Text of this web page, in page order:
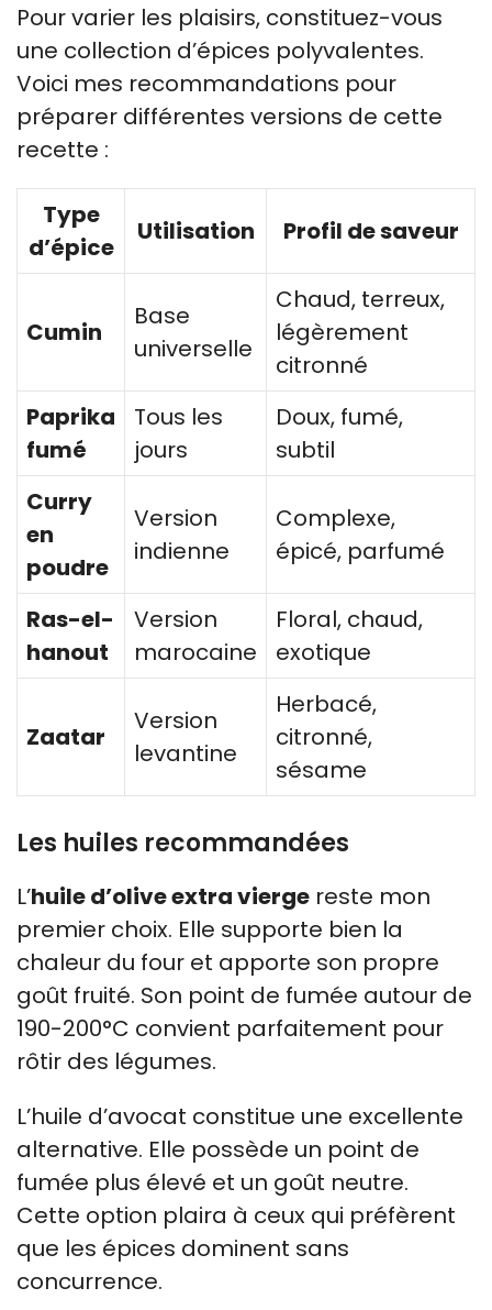
Pour varier les plaisirs, constituez-vous
une collection d’épices polyvalentes.
Voici mes recommandations pour
préparer différentes versions de cette
recette :
Type
d’épice
Utilisation Profil de saveur
Cumin
Base
universelle
Chaud, terreux,
légèrement
citronné
Paprika
fumé
Tous les
jours
Doux, fumé,
subtil
Curry
en
poudre
Version
indienne
Complexe,
épicé, parfumé
Ras-el-
hanout
Version
marocaine
Floral, chaud,
exotique
Zaatar
Version
levantine
Herbacé,
citronné,
sésame
Les huiles recommandées
L’huile d’olive extra vierge reste mon
premier choix. Elle supporte bien la
chaleur du four et apporte son propre
goût fruité. Son point de fumée autour de
190-200°C convient parfaitement pour
rôtir des légumes.
L’huile d’avocat constitue une excellente
alternative. Elle possède un point de
fumée plus élevé et un goût neutre.
Cette option plaira à ceux qui préfèrent
que les épices dominent sans
concurrence.